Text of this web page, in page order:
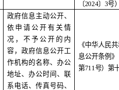
〔2024〕 3号
政府信息主动公开、
依申请公开有关情
况，不予公开的内
容，政府信息公开工
作机构的名称、办公
地址、办公时间、联
系电话、传真号码、
《中华人民
息公开条例
第711 号）第